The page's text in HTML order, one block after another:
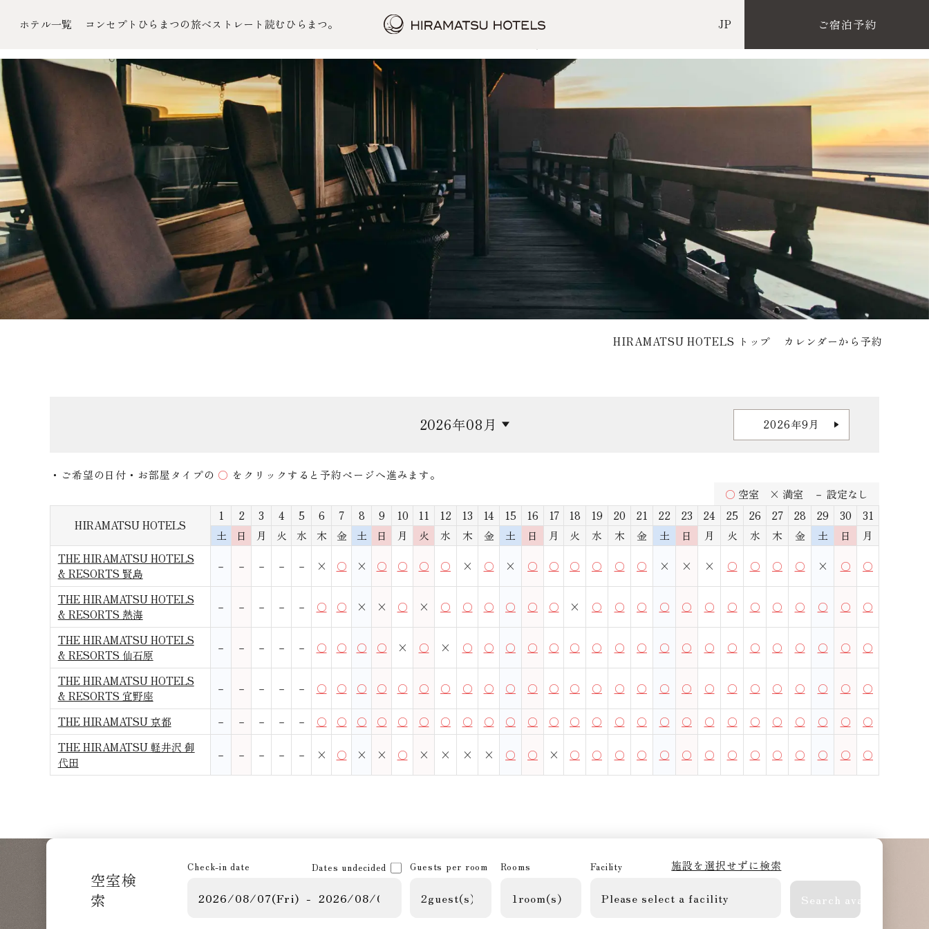
ホテル一覧 コンセプト ひらまつの旅ベストレート 読むひらまつ。 JP ご宿泊予約
カレンダーから予約
HIRAMATSU HOTELS トップ カレンダーから予約
月
を
択
2026年9月
・ご希望の日付・お部屋タイプの ○ をクリックすると予約ページへ進みます。
○ 空室 × 満室 － 設定なし
HIRAMATSU HOTELS
1 2 3 4 5 6 7 8 9 10 11 12 13 14 15 16 17 18 19 20 21 22 23 24 25 26 27 28 29 30
31
土
日 月 火 水 木 金 土 日 月 火 水 木 金 土 日 月 火 水 木 金 土 日 月 火 水 木 金 土 日
月
THE HIRAMATSU HOTELS
& RESORTS 賢島
－ － － － － × ○ × ○ ○ ○ ○ × ○ × ○ ○ ○ ○ ○ ○ × × × ○ ○ ○ ○ × ○ ○
THE HIRAMATSU HOTELS
& RESORTS 熱海
－ － － － － ○ ○ × × ○ × ○ ○ ○ ○ ○ ○ × ○ ○ ○ ○ ○ ○ ○ ○ ○ ○ ○ ○ ○
THE HIRAMATSU HOTELS
& RESORTS 仙石原
－ － － － － ○ ○ ○ ○ × ○ × ○ ○ ○ ○ ○ ○ ○ ○ ○ ○ ○ ○ ○ ○ ○ ○ ○ ○ ○
THE HIRAMATSU HOTELS
& RESORTS 宜野座
－ － － － － ○ ○ ○ ○ ○ ○ ○ ○ ○ ○ ○ ○ ○ ○ ○ ○ ○ ○ ○ ○ ○ ○ ○ ○ ○ ○
THE HIRAMATSU 京都 － － － － － ○ ○ ○ ○ ○ ○ ○ ○ ○ ○ ○ ○ ○ ○ ○ ○ ○ ○ ○ ○ ○ ○ ○ ○ ○
○
THE HIRAMATSU 軽井沢 御
代田
－ － － － － × ○ × × ○ × × × × ○ ○ × ○ ○ ○ ○ ○ ○ ○ ○ ○ ○ ○ ○ ○ ○
空室検
索
Check-in date Dates undecided Guests per room Rooms Facility 施設を選択せずに検索